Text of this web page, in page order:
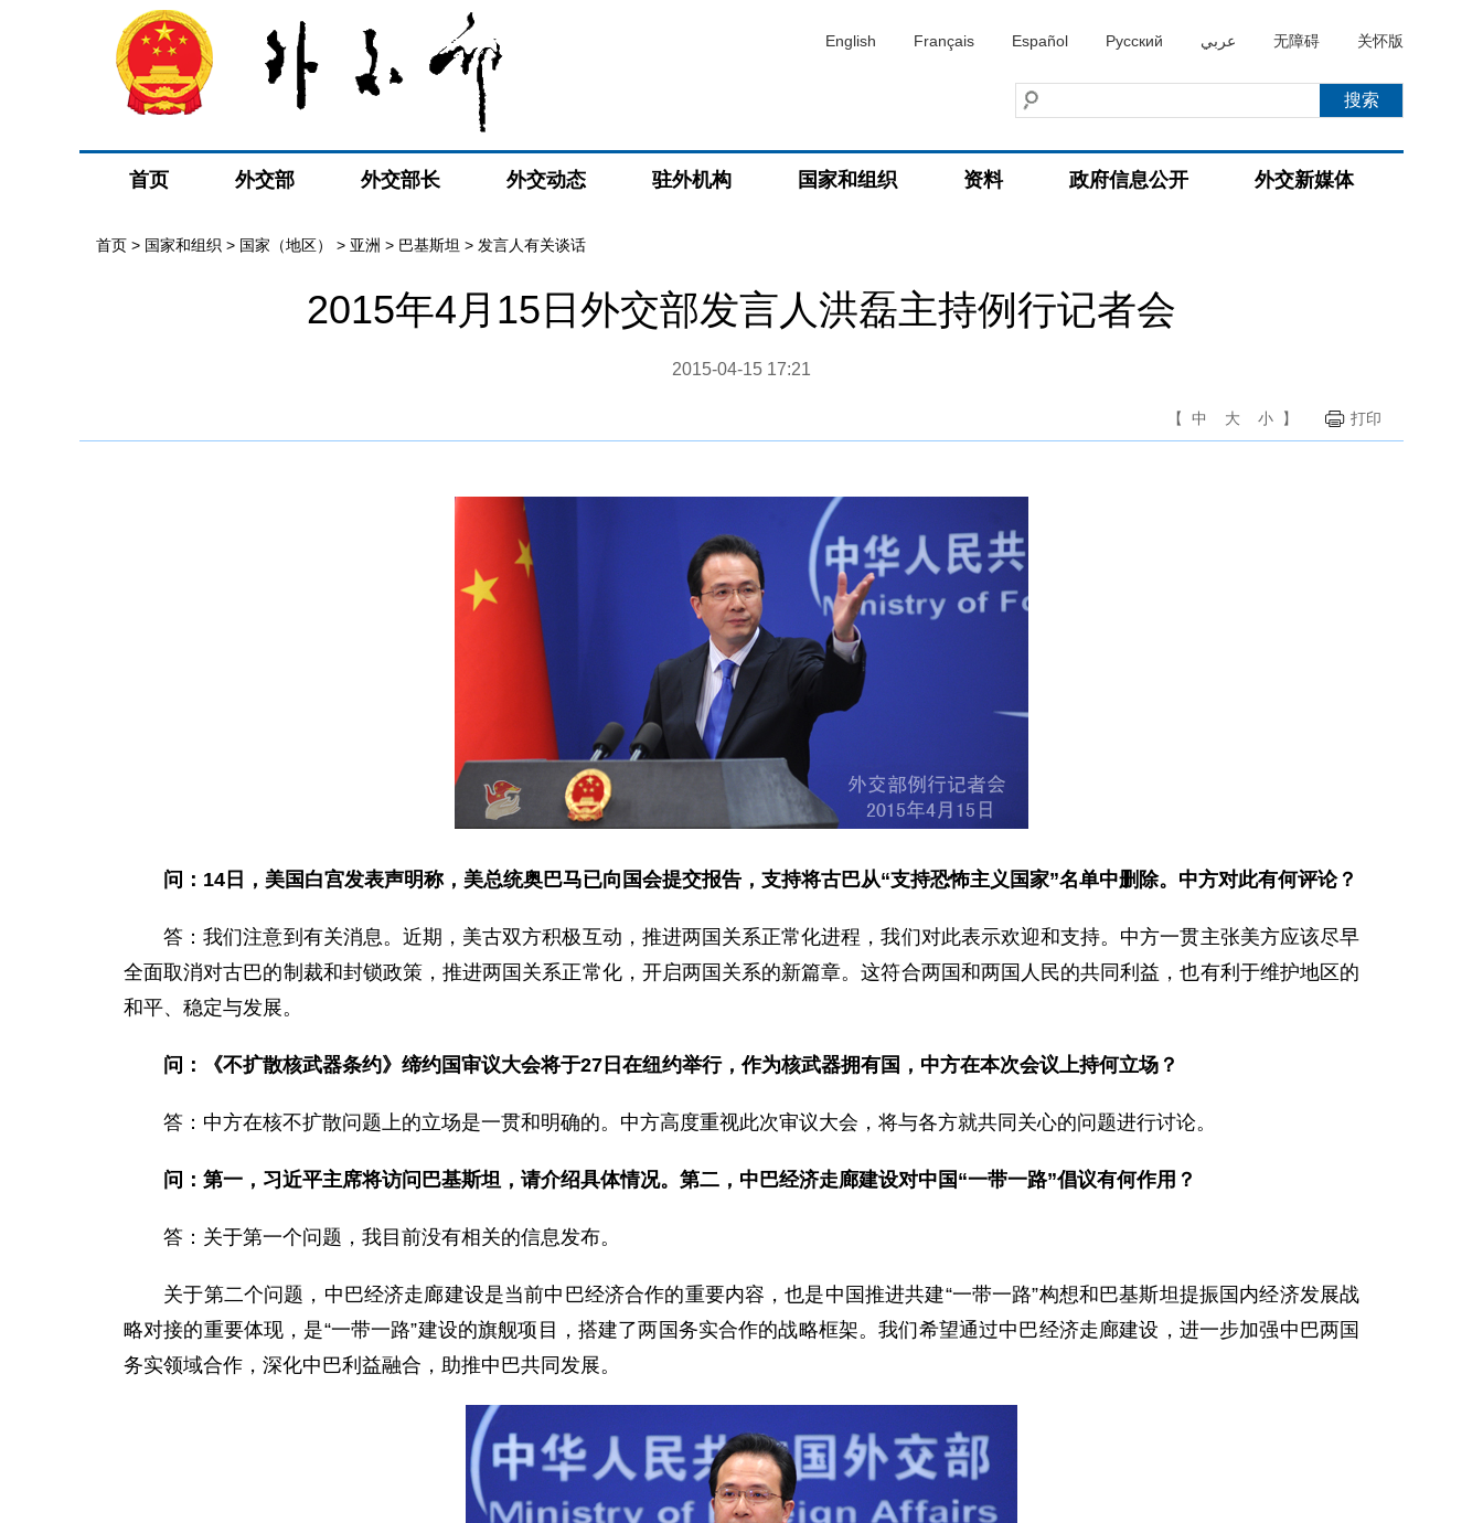
English Français Español Русский عربي 无障碍 关怀版
首页 外交部 外交部长 外交动态 驻外机构 国家和组织 资料 政府信息公开 外交新媒体
首页 > 国家和组织 > 国家（地区） > 亚洲 > 巴基斯坦 > 发言人有关谈话
2015年4月15日外交部发言人洪磊主持例行记者会
2015-04-15 17:21
【 中 大 小 】 打印
问： 14日，美国白宫发表声明称，美总统奥巴马已向国会提交报告， 支持将古巴从“支持恐怖主义 国家”名单中删除。中方对此有何评论？
答：我们注意到有关消息。近期，美古双方积极互动，推进两国关系正常化进程，我们对此表示欢迎和支持。中方一贯主张美方应该尽早
全面取消对古巴的制裁和封锁政策，推进两国关系正常化，开启两国关系的新篇章。这符合两国和两国人民的共同利益，也有利于维护地区的
和平、稳定与发展。
问：《不扩散核武器条约》缔约国审议大会将于27日在纽约举行，作为核武器拥有国，中方在本次会议上持何立场？
答：中方在核不扩散问题上的立场是一贯和明确的。中方高度重视此次审议大会，将与各方就共同关心的问题进行讨论。
问：第一，习近平主席将访问巴基斯坦，请介绍具体情况。第二，中巴经济走廊建设对中国“一带一路”倡议有何作用？
答：关于第一个问题，我目前没有相关的信息发布。
关于第二个问题，中巴经济走廊建设是当前中巴经济合作的重要内容，也是中国推进共建“一带一路”构想和巴基斯坦提振国内经济发展战
略对接的重要体现，是“一带一路”建设的旗舰项目，搭建了两国务实合作的战略框架。我们希望通过中巴经济走廊建设，进一步加强中巴两国
务实领域合作，深化中巴利益融合，助推中巴共同发展。